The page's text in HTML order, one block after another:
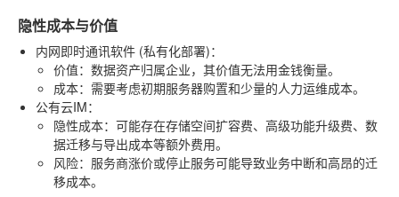
隐性成本与价值
内网即时通讯软件 (私有化部署)：
价值：数据资产归属企业，其价值无法用金钱衡量。
成本：需要考虑初期服务器购置和少量的人力运维成本。
公有云IM：
隐性成本：可能存在存储空间扩容费、高级功能升级费、数
据迁移与导出成本等额外费用。
风险：服务商涨价或停止服务可能导致业务中断和高昂的迁
移成本。